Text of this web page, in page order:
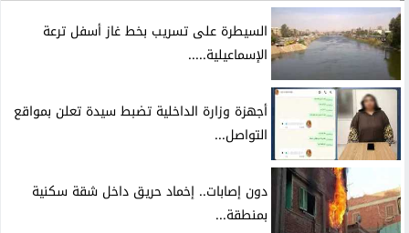
السيطرة على تسريب بخط غاز أسفل ترعة
الإسماعيلية.....
أجهزة وزارة الداخلية تضبط سيدة تعلن بمواقع
التواصل...
دون إصابات.. إخماد حريق داخل شقة سكنية
بمنطقة...